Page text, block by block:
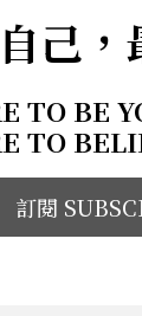
己，
TO BE
TO
訂閱